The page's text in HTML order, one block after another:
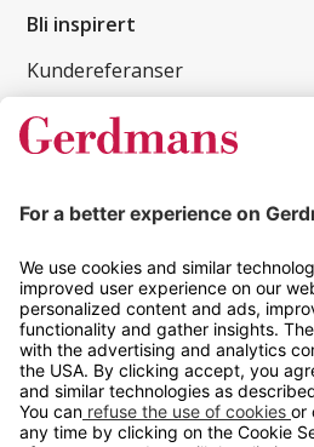
Bli inspirert
Kundereferanser
Magasin
Tips og guider
Kontakt
info@gerdmans.no
67 80 56 20
Åpningstid
Hverdager 08:00-16:00